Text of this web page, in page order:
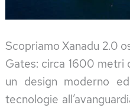
Scopriamo Xanadu 2.0
Gates: circa 1600 metri
un design moderno
tecnologie